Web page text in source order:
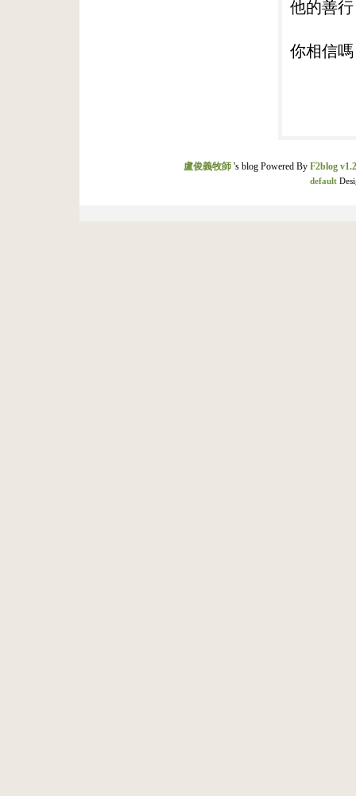
他的善
你相信
盧俊義牧師's blog Powered By F2blog
default